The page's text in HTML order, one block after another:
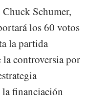
Schumer,
los 60 votos
la partida
la controversia por
la financiación